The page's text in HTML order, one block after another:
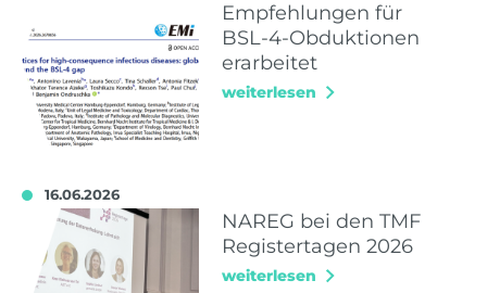
Empfehlungen für
BSL-4-Obduktionen
erarbeitet
weiterlesen
16.06.2026
NAREG bei den TMF
Registertagen 2026
weiterlesen